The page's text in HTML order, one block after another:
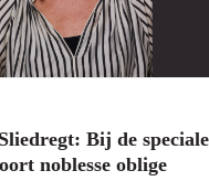
Bij de
noblesse oblige